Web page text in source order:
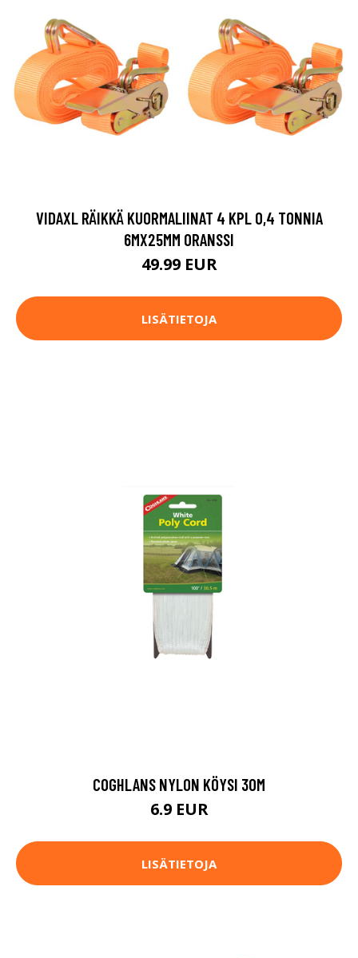
VIDAXL RÄIKKÄ KUORMALIINAT 4 KPL 0,4 TONNIA
6MX25MM ORANSSI
49.99 EUR
LISÄTIETOJA
COGHLANS NYLON KÖYSI 30M
6.9 EUR
LISÄTIETOJA